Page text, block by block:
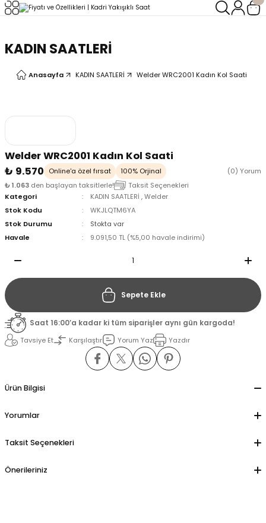
KADIN SAATLERİ
Anasayfa KADIN SAATLERİ Welder WRC2001 Kadın Kol Saati
Welder WRC2001 Kadın Kol Saati
₺ 9.570
Online'a özel fırsat 100% Orjinal
(0) Yorum
₺ 1.063 den başlayan taksitlerle!
Taksit Seçenekleri
Kategori
KADIN SAATLERİ ,Welder
Stok Kodu
WKJLQTM6YA
Stok Durumu
Stokta var
Havale
9.091,50 TL (%5,00 havale indirimi)
Sepete Ekle
Saat 16:00’a kadar ki tüm siparişler aynı gün kargoda!
Tavsiye Et
Karşılaştır Yorum Yaz Yazdır
Ürün Bilgisi
Yorumlar
Taksit Seçenekleri
Önerileriniz
Geri Dön
Geri Dön